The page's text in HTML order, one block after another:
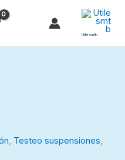
Utilesmtb
, Testeo suspensiones,